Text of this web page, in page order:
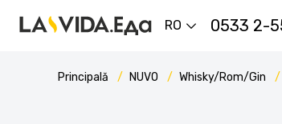
RO 0533 2-
Principală NUVO Whisky/Rom/Gin